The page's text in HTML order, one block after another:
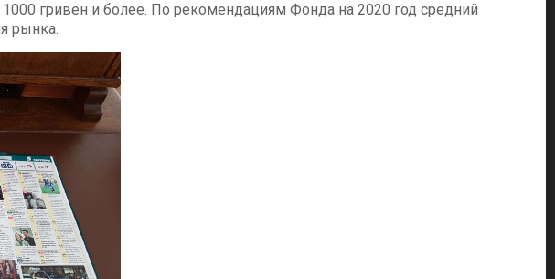
гривен и более. По рекомендациям Фонда на 2020 год средний
рынка.